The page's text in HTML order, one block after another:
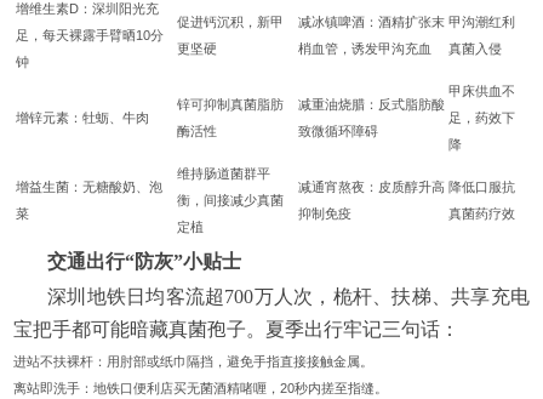
增维生素D：深圳阳光充
足，每天裸露手臂晒10分
钟
促进钙沉积，新甲
更坚硬
减冰镇啤酒：酒精扩张末
梢血管，诱发甲沟充血
甲沟潮红利
真菌入侵
增锌元素：牡蛎、牛肉
锌可抑制真菌脂肪
酶活性
减重油烧腊：反式脂肪酸
致微循环障碍
甲床供血不
足，药效下
降
增益生菌：无糖酸奶、泡
菜
维持肠道菌群平
衡，间接减少真菌
定植
减通宵熬夜：皮质醇升高
抑制免疫
降低口服抗
真菌药疗效
交通出行“防灰”小贴士
深圳地铁日均客流超700万人次，桅杆、扶梯、共享充电
宝把手都可能暗藏真菌孢子。夏季出行牢记三句话：
进站不扶裸杆：用肘部或纸巾隔挡，避免手指直接接触金属。
离站即洗手：地铁口便利店买无菌酒精啫喱，20秒内搓至指缝。